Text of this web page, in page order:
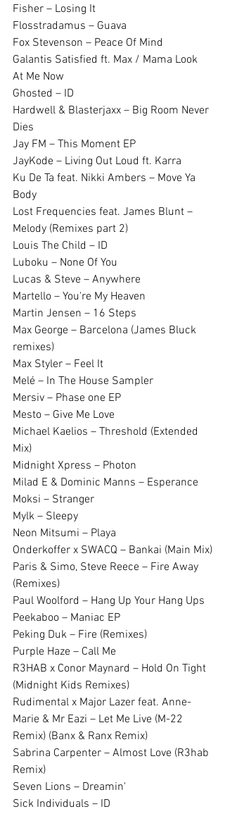
Fisher – Losing It
Flosstradamus – Guava
Fox Stevenson – Peace Of Mind
Galantis Satisfied ft. Max / Mama Look
At Me Now
Ghosted – ID
Hardwell & Blasterjaxx – Big Room Never
Dies
Jay FM – This Moment EP
JayKode – Living Out Loud ft. Karra
Ku De Ta feat. Nikki Ambers – Move Ya
Body
Lost Frequencies feat. James Blunt –
Melody (Remixes part 2)
Louis The Child – ID
Luboku – None Of You
Lucas & Steve – Anywhere
Martello – You're My Heaven
Martin Jensen – 16 Steps
Max George – Barcelona (James Bluck
remixes)
Max Styler – Feel It
Melé – In The House Sampler
Mersiv – Phase one EP
Mesto – Give Me Love
Michael Kaelios – Threshold (Extended
Mix)
Midnight Xpress – Photon
Milad E & Dominic Manns – Esperance
Moksi – Stranger
Mylk – Sleepy
Neon Mitsumi – Playa
Onderkoffer x SWACQ – Bankai (Main Mix)
Paris & Simo, Steve Reece – Fire Away
(Remixes)
Paul Woolford – Hang Up Your Hang Ups
Peekaboo – Maniac EP
Peking Duk – Fire (Remixes)
Purple Haze – Call Me
R3HAB x Conor Maynard – Hold On Tight
(Midnight Kids Remixes)
Rudimental x Major Lazer feat. Anne-
Marie & Mr Eazi – Let Me Live (M-22
Remix) (Banx & Ranx Remix)
Sabrina Carpenter – Almost Love (R3hab
Remix)
Seven Lions – Dreamin'
Sick Individuals – ID